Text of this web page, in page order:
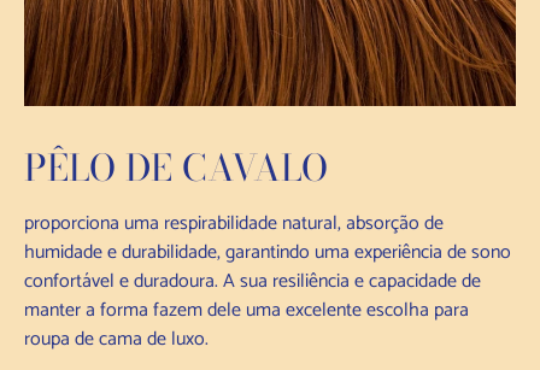
PÊLO DE CAVALO
proporciona uma respirabilidade natural, absorção de
humidade e durabilidade, garantindo uma experiência de sono
confortável e duradoura. A sua resiliência e capacidade de
manter a forma fazem dele uma excelente escolha para
roupa de cama de luxo.